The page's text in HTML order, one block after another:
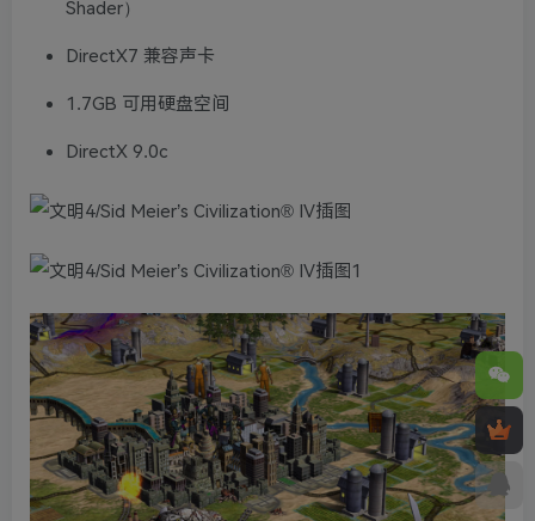
Shader）
DirectX7 兼容声卡
1.7GB 可用硬盘空间
DirectX 9.0c